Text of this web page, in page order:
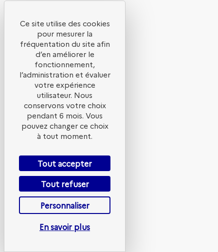
Les
enjeux
du
développement
des
projets
PV
Ce site utilise des cookies
pour mesurer la
fréquentation du site afin
d’en améliorer le
fonctionnement,
l’administration et évaluer
votre expérience
utilisateur. Nous
conservons votre choix
pendant 6 mois. Vous
pouvez changer ce choix
à tout moment.
Tout accepter
Tout refuser
Personnaliser
En savoir plus